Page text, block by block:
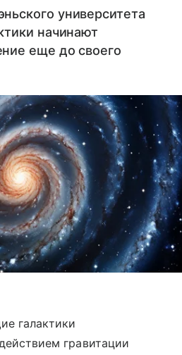
университета
начинают
еще до своего
галактики
гравитации